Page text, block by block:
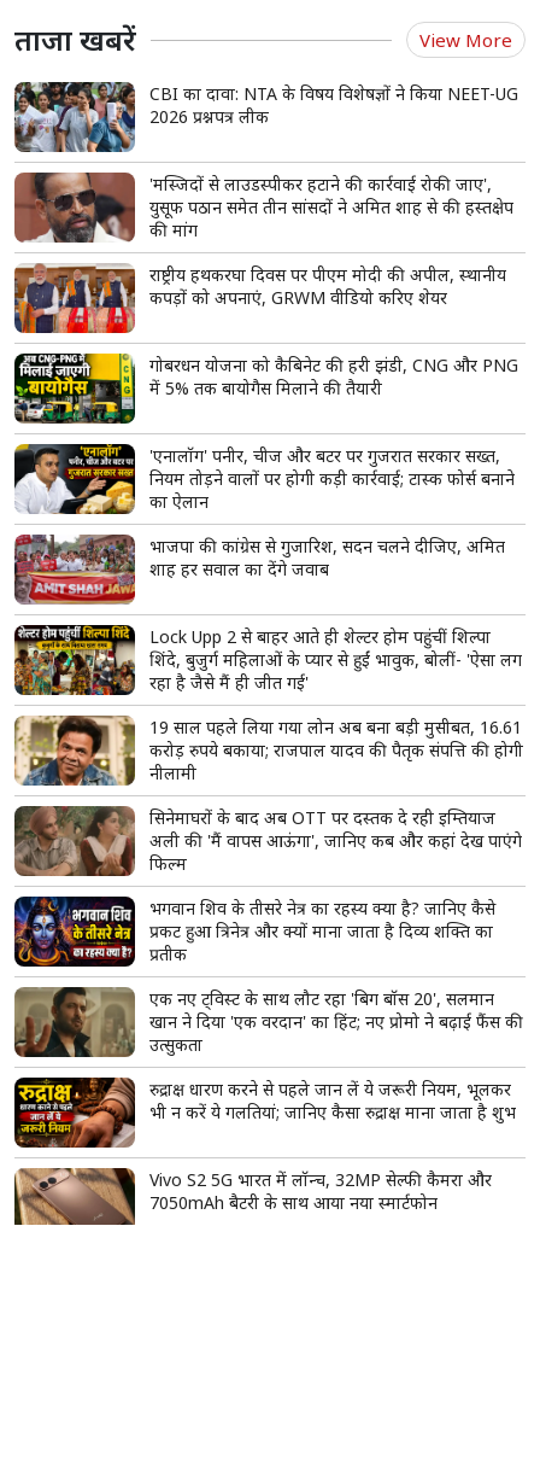
समय-समय पर UPI PIN बदलने से ऑनलाइन फ्रॉड का खतरा कम होता
PIN भूलने पर डेबिट कार्ड और OTP से आसानी से रीसेट किया जा
सकता है।
read more
ताजा खबरें View More
CBI का दावा: NTA के विषय विशेषज्ञों ने किया NEET-UG
2026 प्रश्नपत्र लीक
'मस्जिदों से लाउडस्पीकर हटाने की कार्रवाई रोकी जाए',
युसूफ पठान समेत तीन सांसदों ने अमित शाह से की हस्तक्षेप
की मांग
राष्ट्रीय हथकरघा दिवस पर पीएम मोदी की अपील, स्थानीय
कपड़ों को अपनाएं, GRWM वीडियो करिए शेयर
गोबरधन योजना को कैबिनेट की हरी झंडी, CNG और PNG
में 5% तक बायोगैस मिलाने की तैयारी
'एनालॉग' पनीर, चीज और बटर पर गुजरात सरकार सख्त,
नियम तोड़ने वालों पर होगी कड़ी कार्रवाई; टास्क फोर्स बनाने
का ऐलान
भाजपा की कांग्रेस से गुजारिश, सदन चलने दीजिए, अमित
शाह हर सवाल का देंगे जवाब
Lock Upp 2 से बाहर आते ही शेल्टर होम पहुंचीं शिल्पा
शिंदे, बुजुर्ग महिलाओं के प्यार से हुईं भावुक, बोलीं- 'ऐसा लग
रहा है जैसे मैं ही जीत गई'
19 साल पहले लिया गया लोन अब बना बड़ी मुसीबत, 16.61
करोड़ रुपये बकाया; राजपाल यादव की पैतृक संपत्ति की होगी
नीलामी
सिनेमाघरों के बाद अब OTT पर दस्तक दे रही इम्तियाज
अली की 'मैं वापस आऊंगा', जानिए कब और कहां देख पाएंगे
भगवान शिव के तीसरे नेत्र का रहस्य क्या है? जानिए कैसे
प्रकट हुआ त्रिनेत्र और क्यों माना जाता है दिव्य शक्ति का